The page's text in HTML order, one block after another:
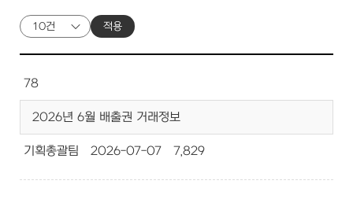
적용
78
2026년 6월 배출권 거래정보
기획총괄팀 2026-07-07 7,829